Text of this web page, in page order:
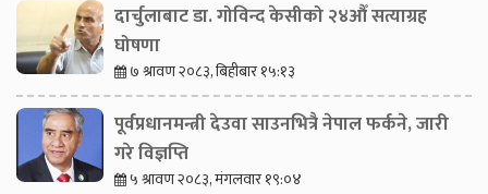
दार्चुलाबाट डा. गोविन्द केसीको २४औँ सत्याग्रह
घोषणा
७ श्रावण २०८३, बिहीबार १५:१३
पूर्वप्रधानमन्त्री देउवा साउनभित्रै नेपाल फर्कने, जारी
गरे विज्ञप्ति
५ श्रावण २०८३, मंगलवार १९:०४